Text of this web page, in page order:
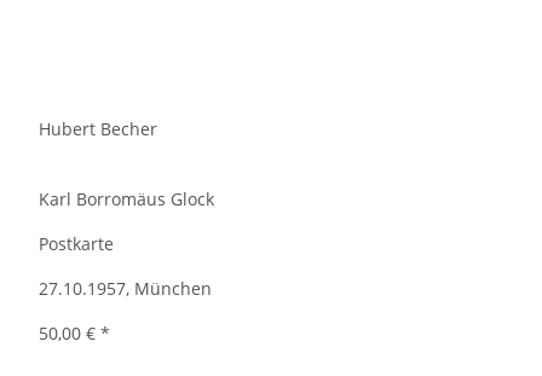
Hubert Becher
Karl Borromäus Glock
Postkarte
27.10.1957, München
50,00 € *